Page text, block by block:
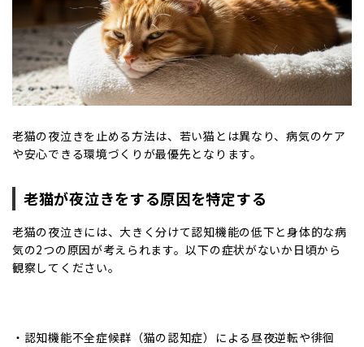
老猫の夜泣きを止める方法は、若い猫とは異なり、病気のケア
や安心できる環境づくりが最優先となります。
老猫が夜泣きをする原因を特定する
老猫の夜泣きには、大きく分けて認知機能の低下と身体的な病
気の2つの原因が考えられます。以下の症状がないか日頃から
観察してください。
・認知機能不全症候群（猫の認知症）による昼夜逆転や徘徊